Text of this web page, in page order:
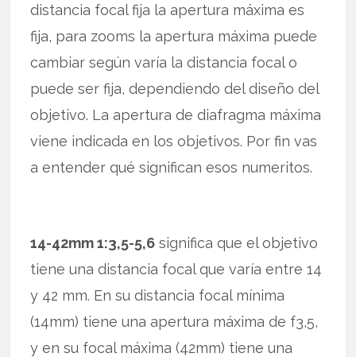
distancia focal fija la apertura máxima es
fija, para zooms la apertura máxima puede
cambiar según varía la distancia focal o
puede ser fija, dependiendo del diseño del
objetivo. La apertura de diafragma máxima
viene indicada en los objetivos. Por fin vas
a entender qué significan esos numeritos.
14-42mm 1:3,5-5,6 significa que el objetivo
tiene una distancia focal que varía entre 14
y 42 mm. En su distancia focal mínima
(14mm) tiene una apertura máxima de f3,5,
y en su focal máxima (42mm) tiene una